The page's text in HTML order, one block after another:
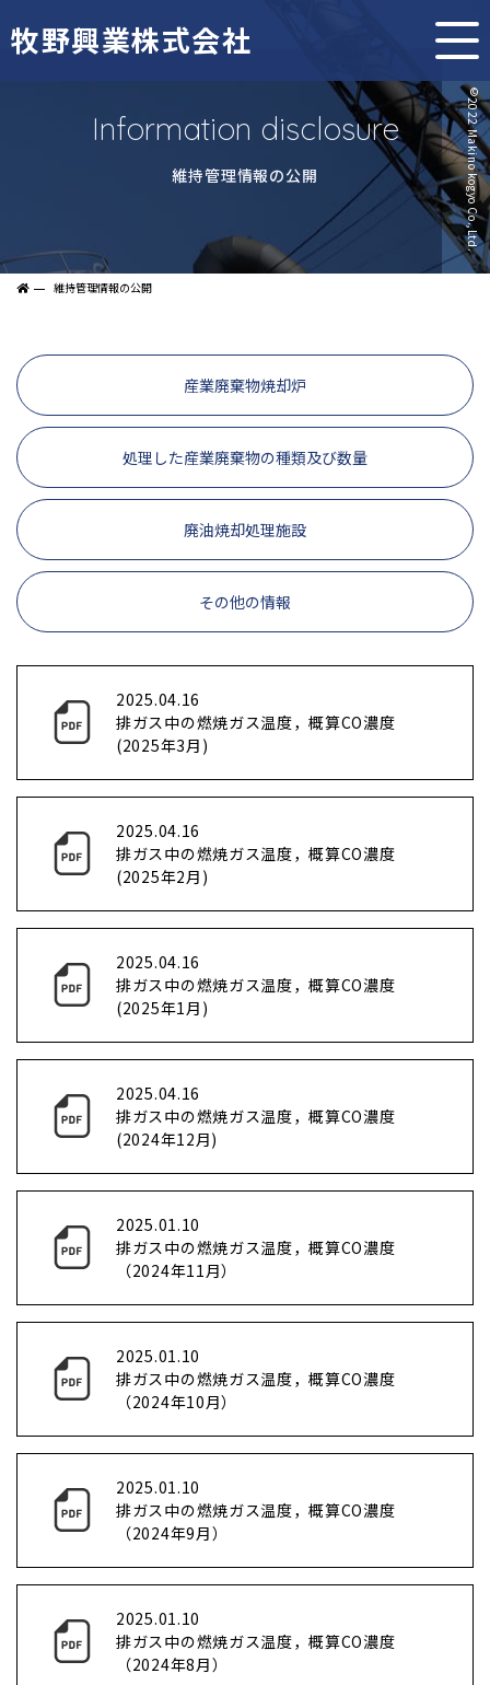
牧野興業株式会社
Information disclosure
維持管理情報の公開
維持管理情報の公開
産業廃棄物焼却炉
処理した産業廃棄物の種類及び数量
廃油焼却処理施設
その他の情報
2025.04.16
排ガス中の燃焼ガス温度，概算CO濃度
(2025年3月)
2025.04.16
排ガス中の燃焼ガス温度，概算CO濃度
(2025年2月)
2025.04.16
排ガス中の燃焼ガス温度，概算CO濃度
(2025年1月)
2025.04.16
排ガス中の燃焼ガス温度，概算CO濃度
(2024年12月)
2025.01.10
排ガス中の燃焼ガス温度，概算CO濃度
（2024年11月）
2025.01.10
排ガス中の燃焼ガス温度，概算CO濃度
（2024年10月）
2025.01.10
排ガス中の燃焼ガス温度，概算CO濃度
（2024年9月）
2025.01.10
排ガス中の燃焼ガス温度，概算CO濃度
（2024年8月）